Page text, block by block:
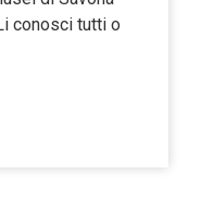
conosci tutti o